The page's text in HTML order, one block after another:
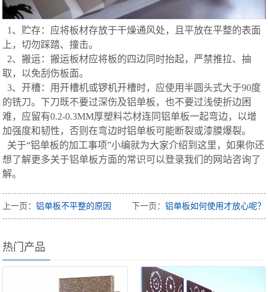
1、贮存：应将板材存放于干燥通风处，且平放在平整的表面
上，切勿踩踏、撞击。
2、搬运：搬运板材应将板的四边同时抬起，严禁推拉、抽
取，以免刮伤板面。
3、开槽：用开槽机或锣机开槽时，应使用半圆头式大于90度
的铣刀。下刀既不要过深伤及铝单板，也不要过浅使折边困
难，应留有0.2-0.3MM厚塑料芯材连同铝单板一起弯边，以增
加强度和韧性，否则在弯边时铝单板可能断裂或漆膜爆裂。
关于“铝单板的加工事项”小编就为大家介绍到这里，如果你还
想了解更多关于铝单板方面的常识可以登录我们的网站咨询了
解。
上一页：铝单板不平整的原因 下一页： 铝单板如何使用才放心呢？
热门产品